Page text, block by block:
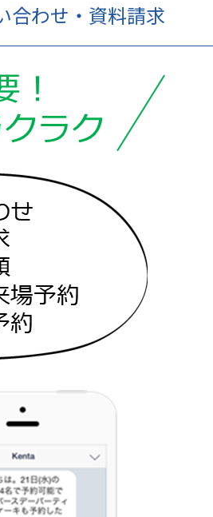
合わせ・資料請求